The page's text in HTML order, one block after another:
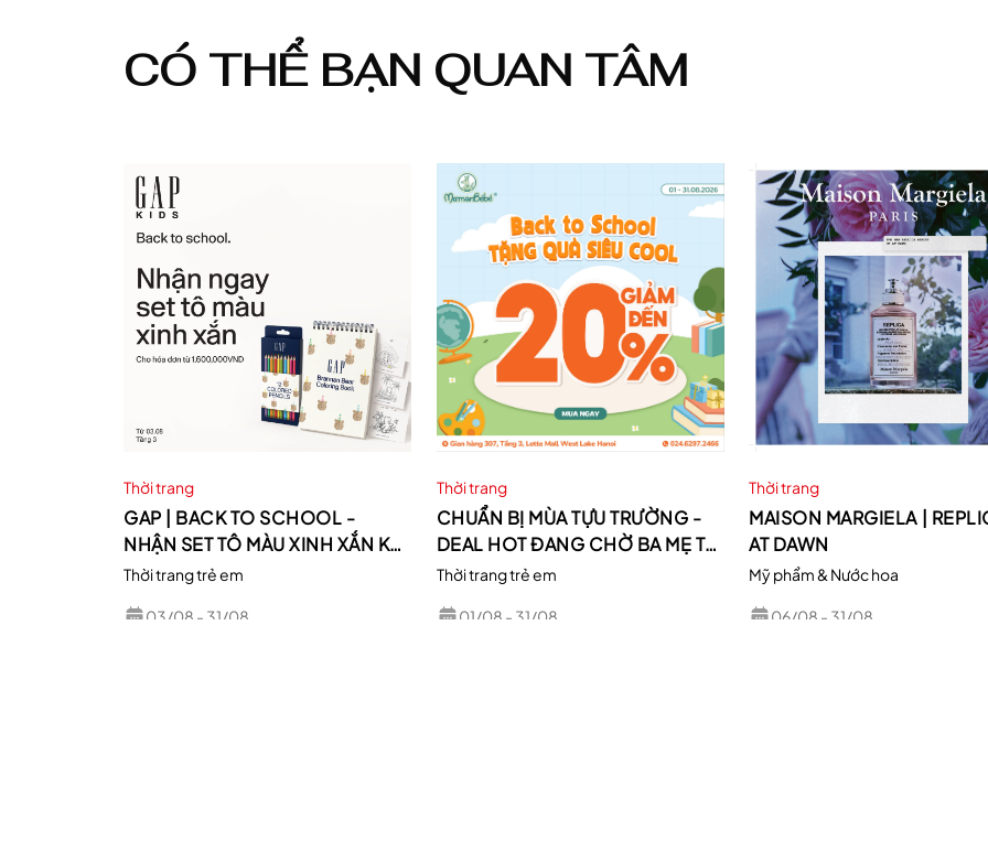
CÓ THỂ BẠN QUAN TÂM
Thời trang
GAP | BACK TO SCHOOL -
NHẬN SET TÔ MÀU XINH XẮN KHI
MUA SẮM TẠI GAP
Thời trang trẻ em
03/08 - 31/08
Thời trang
CHUẨN BỊ MÙA TỰU TRƯỜNG -
DEAL HOT ĐANG CHỜ BA MẸ TẠI
MAMANBÉBÉ LOTTE MALL
Thời trang trẻ em
01/08 - 31/08
Thời trang
MAISON MARGIELA |
AT DAWN
Mỹ phẩm & Nước hoa
06/08 - 31/08